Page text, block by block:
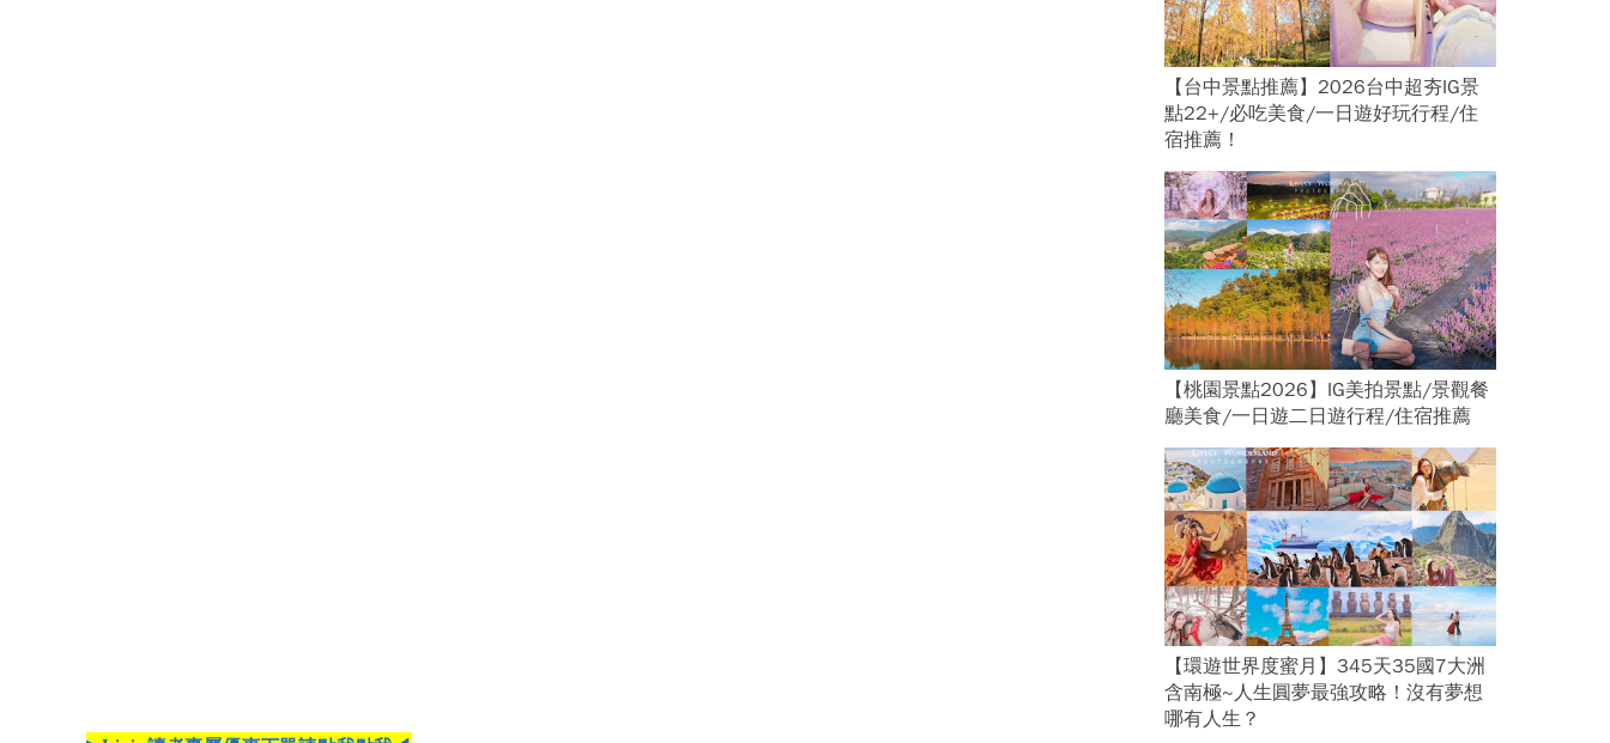
【台中景點推薦】2026台中超夯IG景
點22+/必吃美食/一日遊好玩行程/住
宿推薦！
【桃園景點2026】IG美拍景點/景觀餐
廳美食/一日遊二日遊行程/住宿推薦
【環遊世界度蜜月】345天35國7大洲
含南極~人生圓夢最強攻略！沒有夢想
哪有人生？